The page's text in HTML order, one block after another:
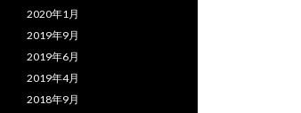
2020年1月
2019年9月
2019年6月
2019年4月
2018年9月